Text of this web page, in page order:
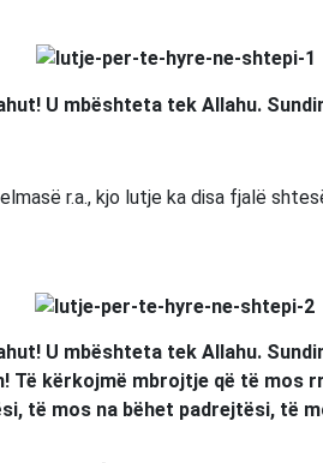
U mbështeta tek Allahu.
r.a., kjo lutje ka disa fjalë
U mbështeta tek Allahu.
Të kërkojmë mbrojtje që të mos
të mos na bëhet padrejtësi, të